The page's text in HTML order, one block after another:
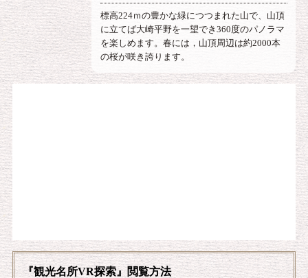
標高224ｍの豊かな緑につつまれた山で、山頂
に立てば大崎平野を一望でき360度のパノラマ
を楽しめます。春には，山頂周辺は約2000本
の桜が咲き誇ります。
『観光名所VR探索』閲覧方法